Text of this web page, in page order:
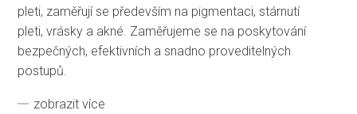
pleti, zaměřují se především na pigmentaci, stárnutí
pleti, vrásky a akné. Zaměřujeme se na poskytování
bezpečných, efektivních a snadno proveditelných
postupů.
zobrazit více